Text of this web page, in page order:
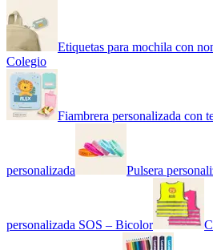
Etiquetas para mochila con
Colegio
Fiambrera personalizada con
personalizada Pulsera
personalizada SOS – Bicolor